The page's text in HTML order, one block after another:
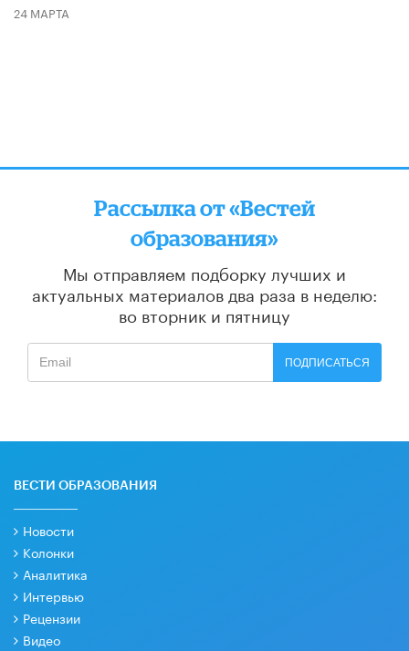
24 МАРТА
Рассылка от «Вестей
образования»
Мы отправляем подборку лучших и
актуальных материалов два раза в неделю:
во вторник и пятницу
ПОДПИСАТЬСЯ
ВЕСТИ ОБРАЗОВАНИЯ
Новости
Колонки
Аналитика
Интервью
Рецензии
Видео